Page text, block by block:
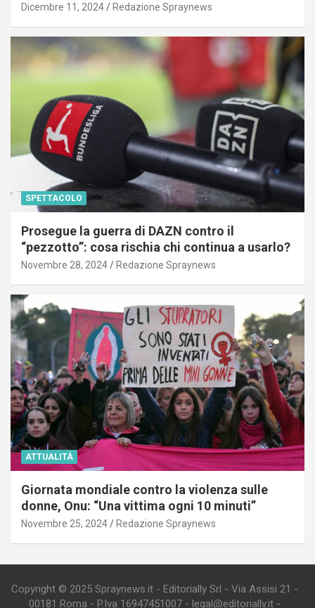
Dicembre 11, 2024 Redazione Spraynews
SPETTACOLO
Prosegue la guerra di DAZN contro il
“pezzotto”: cosa rischia chi continua a usarlo?
Novembre 28, 2024 Redazione Spraynews
ATTUALITÀ
Giornata mondiale contro la violenza sulle
donne, Onu: “Una vittima ogni 10 minuti”
Novembre 25, 2024 Redazione Spraynews
Copyright © 2025 Spraynews.it - Editorially Srl - Via Assisi 21 -
00181 Roma - P.Iva 16947451007 - legal@editorially.it -